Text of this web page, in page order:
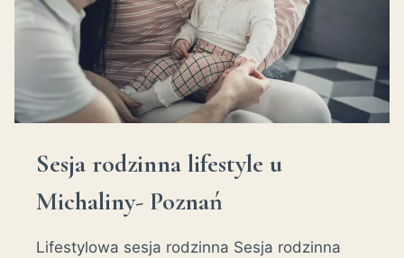
Sesja rodzinna lifestyle u
Michaliny- Poznań
Lifestylowa sesja rodzinna Sesja rodzinna